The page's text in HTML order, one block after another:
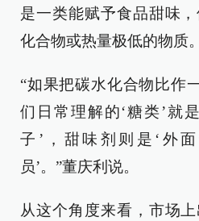
是一类能赋予食品甜味
化合物或热量极低的物质。
“如果把碳水化合物比作
们日常理解的‘糖类’就
子’，甜味剂则是‘外
员’。”董庆利说。
从这个角度来看，市场